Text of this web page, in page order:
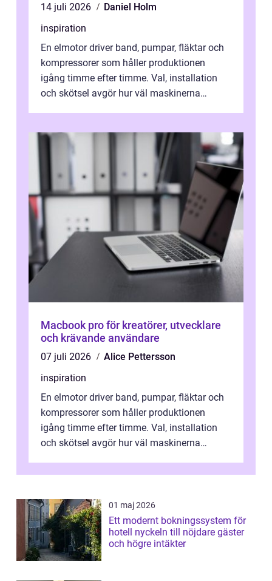
14 juli 2026
Daniel Holm
inspiration
En elmotor driver band, pumpar, fläktar och
kompressorer som håller produktionen
igång timme efter timme. Val, installation
och skötsel avgör hur väl maskinerna
Macbook pro för kreatörer, utvecklare
och krävande användare
07 juli 2026
Alice Pettersson
inspiration
En elmotor driver band, pumpar, fläktar och
kompressorer som håller produktionen
igång timme efter timme. Val, installation
och skötsel avgör hur väl maskinerna
01 maj 2026
Ett modernt bokningssystem för
hotell nyckeln till nöjdare gäster
och högre intäkter